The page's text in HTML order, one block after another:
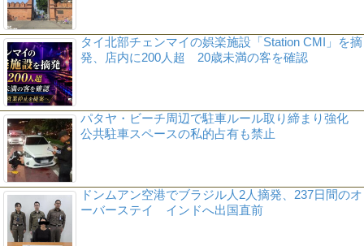
タイ北部チェンマイの娯楽施設「Station CMI」を摘
発、店内に200人超 20歳未満の客を確認
パタヤ・ビーチ周辺で駐車ルール取り締まり強化
公共駐車スペースの私的占有も禁止
ドンムアン空港でブラジル人2人摘発、237日間のオ
ーバーステイ インドへ出国直前